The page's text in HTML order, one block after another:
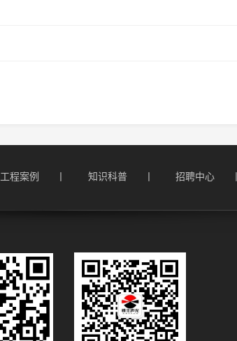
工程案例      丨 知识科普      丨 招聘中心      丨